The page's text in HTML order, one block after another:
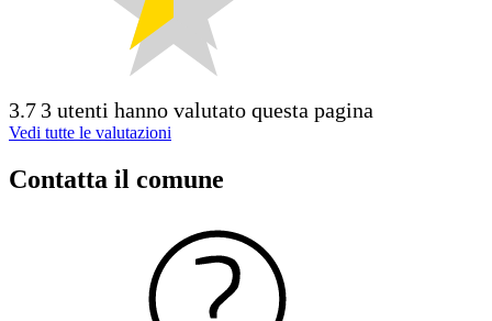
3.7 3 utenti hanno valutato questa pagina
Vedi tutte le valutazioni
Contatta il comune